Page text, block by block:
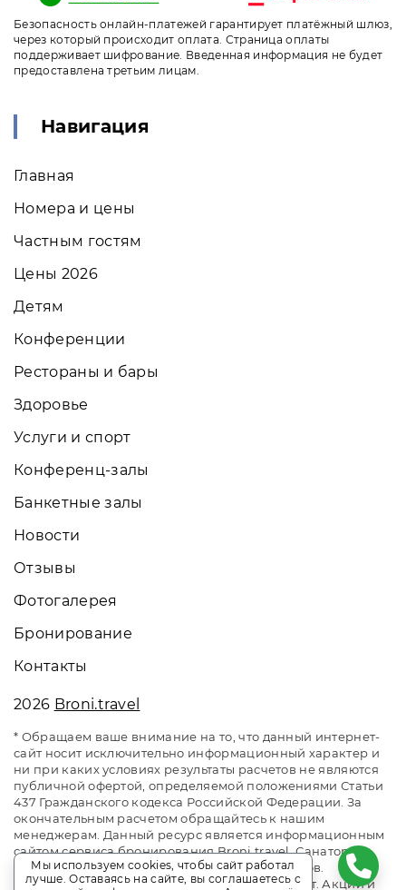
Безопасность онлайн-платежей гарантирует платёжный шлюз,
через который происходит оплата. Страница оплаты
поддерживает шифрование. Введенная информация не будет
предоставлена третьим лицам.
Навигация
Главная
Номера и цены
Частным гостям
Цены 2026
Детям
Конференции
Рестораны и бары
Здоровье
Услуги и спорт
Конференц-залы
Банкетные залы
Новости
Отзывы
Фотогалерея
Бронирование
Контакты
2026 Broni.travel
* Обращаем ваше внимание на то, что данный интернет-
сайт носит исключительно информационный характер и
ни при каких условиях результаты расчетов не являются
публичной офертой, определяемой положениями Статьи
437 Гражданского кодекса Российской Федерации. За
окончательным расчетом обращайтесь к нашим
менеджерам. Данный ресурс является информационным
сайтом сервиса бронирования Broni.travel. Санаторий
«Мисхор». Сайт онлайн бронирования номеров.
Актуальные цены, прайс-листы и наличие мест. Акции и
Мы используем cookies, чтобы сайт работал
лучше. Оставаясь на сайте, вы соглашаетесь с